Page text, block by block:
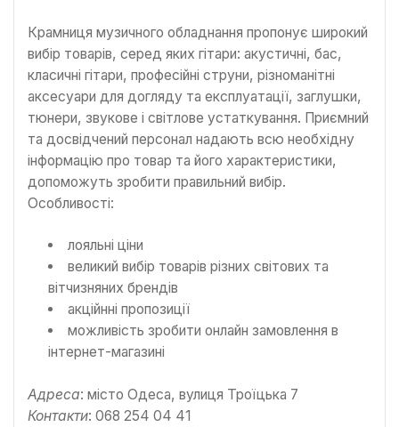
Крамниця музичного обладнання пропонує широкий
вибір товарів, серед яких гітари: акустичні, бас,
класичні гітари, професійні струни, різноманітні
аксесуари для догляду та експлуатації, заглушки,
тюнери, звукове і світлове устаткування. Приємний
та досвідчений персонал надають всю необхідну
інформацію про товар та його характеристики,
допоможуть зробити правильний вибір.
Особливості:
лояльні ціни
великий вибір товарів різних світових та
вітчизняних брендів
акційнні пропозиції
можливість зробити онлайн замовлення в
інтернет-магазині
Адреса: місто Одеса, вулиця Троїцька 7
Контакти: 068 254 04 41